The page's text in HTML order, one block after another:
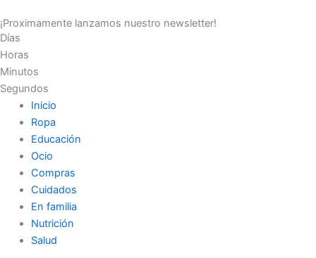
al
contenido
¡Proximamente lanzamos nuestro newsletter!
Días
Horas
Minutos
Segundos
Inicio
Ropa
Educación
Ocio
Compras
Cuidados
En familia
Nutrición
Salud